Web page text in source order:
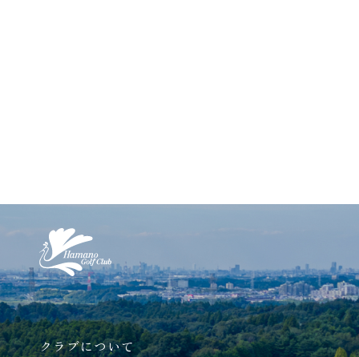
クラブについて